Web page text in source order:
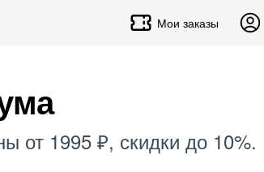
Мои заказы
от 1995 ₽, скидки до 10%.